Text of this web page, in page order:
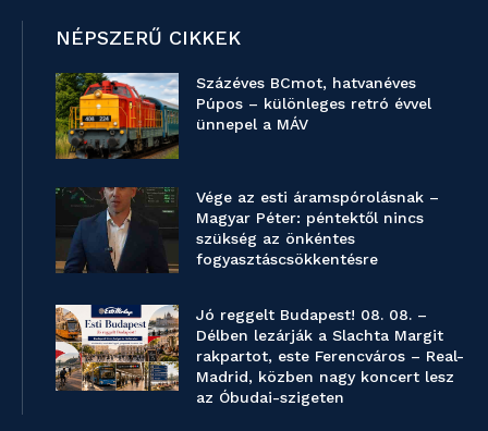
NÉPSZERŰ CIKKEK
Százéves BCmot, hatvanéves
Púpos – különleges retró évvel
ünnepel a MÁV
Vége az esti áramspórolásnak –
Magyar Péter: péntektől nincs
szükség az önkéntes
fogyasztáscsökkentésre
Jó reggelt Budapest! 08. 08. –
Délben lezárják a Slachta Margit
rakpartot, este Ferencváros – Real-
Madrid, közben nagy koncert lesz
az Óbudai-szigeten